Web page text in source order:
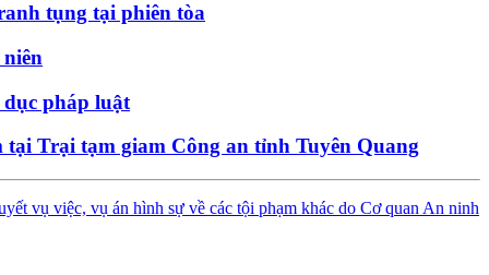
tụng tại phiên tòa
dục pháp luật
tại Trại tạm giam Công an tỉnh Tuyên Quang
vụ việc, vụ án hình sự về các tội phạm khác do Cơ quan An ninh